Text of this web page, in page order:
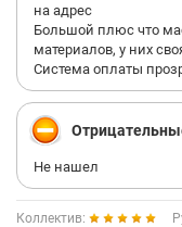
на адрес
Большой плюс что
материалов, у них
Система оплаты
Не нашел
Коллектив: